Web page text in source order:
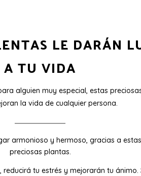
LE DARÁN
A TU VIDA
alguien muy especial, estas
la vida de cualquier persona.
armonioso y hermoso, gracias a estas
preciosas plantas.
reducirá tu estrés y mejorarán tu ánimo.